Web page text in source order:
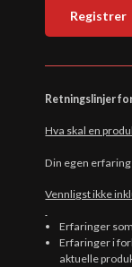
Retningslinjer
Hva skal en
Din egen
Vennligst ikke
Erfaringer
Erfaringer i
aktuelle